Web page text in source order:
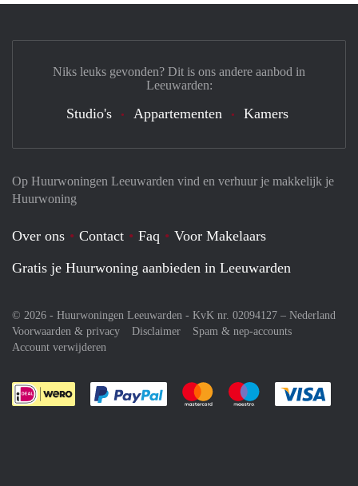
Op Huurwoningen Leeuwarden vind en verhuur je makkelijk je
Huurwoning
Over ons Contact Faq
Voor Makelaars
Gratis je Huurwoning aanbieden in Leeuwarden
© 2026 - Huurwoningen Leeuwarden - KvK nr. 02094127 – Nederland
Voorwaarden & privacy
Disclaimer
Spam & nep-accounts
Account verwijderen
Je rekent gemakkelijk af met Paypal
Je rekent gemakkelijk af met
Je rekent
Niks leuks gevonden? Dit is ons andere aanbod in
Leeuwarden:
Studio's Appartementen Kamers